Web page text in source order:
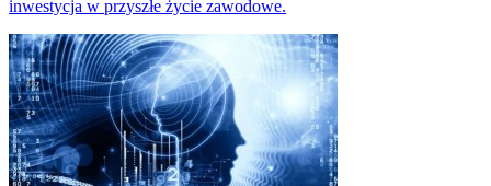
inwestycja w przyszłe życie zawodowe.